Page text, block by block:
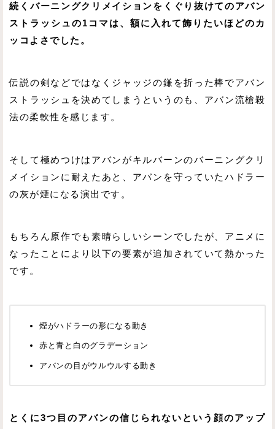
続くバーニングクリメイションをくぐり抜けてのアバン
ストラッシュの1コマは、額に入れて飾りたいほどのカ
ッコよさでした。
伝説の剣などではなくジャッジの鎌を折った棒でアバン
ストラッシュを決めてしまうというのも、アバン流槍殺
法の柔軟性を感じます。
そして極めつけはアバンがキルバーンのバーニングクリ
メイションに耐えたあと、アバンを守っていたハドラー
の灰が煙になる演出です。
もちろん原作でも素晴らしいシーンでしたが、アニメに
なったことにより以下の要素が追加されていて熱かった
です。
煙がハドラーの形になる動き
赤と青と白のグラデーション
アバンの目がウルウルする動き
とくに3つ目のアバンの信じられないという顔のアップ